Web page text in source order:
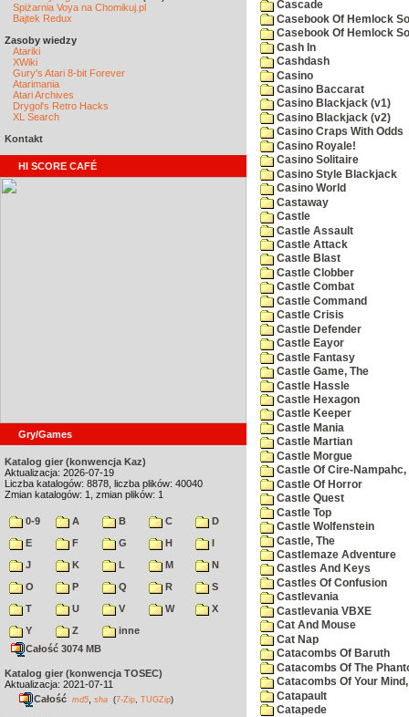
Spiżarnia Voya na Chomikuj.pl
Bajtek Redux
Zasoby wiedzy
Atariki
XWiki
Gury's Atari 8-bit Forever
Atarimania
Atari Archives
Drygol's Retro Hacks
XL Search
Kontakt
HI SCORE CAFÉ
Gry/Games
Katalog gier (konwencja Kaz)
Aktualizacja: 2026-07-19
Liczba katalogów: 8878, liczba plików: 40040
Zmian katalogów: 1, zmian plików: 1
0-9 A B C
D
E
F G H
I
J
K L M
N
O
P Q R
S
T
U V W
X
Y
Z
inne
Całość 3074 MB
Katalog gier (konwencja TOSEC)
Aktualizacja: 2021-07-11
Całość md5 sha (7-Zip TUGZip)
Cascade
Casebook Of Hemlock
Casebook Of Hemlock
Cash In
Cashdash
Casino
Casino Baccarat
Casino Blackjack (v1)
Casino Blackjack (v2)
Casino Craps With Odds
Casino Royale!
Casino Solitaire
Casino Style Blackjack
Casino World
Castaway
Castle
Castle Assault
Castle Attack
Castle Blast
Castle Clobber
Castle Combat
Castle Command
Castle Crisis
Castle Defender
Castle Eayor
Castle Fantasy
Castle Game, The
Castle Hassle
Castle Hexagon
Castle Keeper
Castle Mania
Castle Martian
Castle Morgue
Castle Of Cire-Nampahc,
Castle Of Horror
Castle Quest
Castle Top
Castle Wolfenstein
Castle, The
Castlemaze Adventure
Castles And Keys
Castles Of Confusion
Castlevania
Castlevania VBXE
Cat And Mouse
Cat Nap
Catacombs Of Baruth
Catacombs Of The
Catacombs Of Your
Catapault
Catapede